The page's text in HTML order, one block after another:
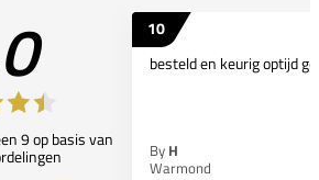
9 op basis van
10
besteld en keurig optijd
By H
Warmond